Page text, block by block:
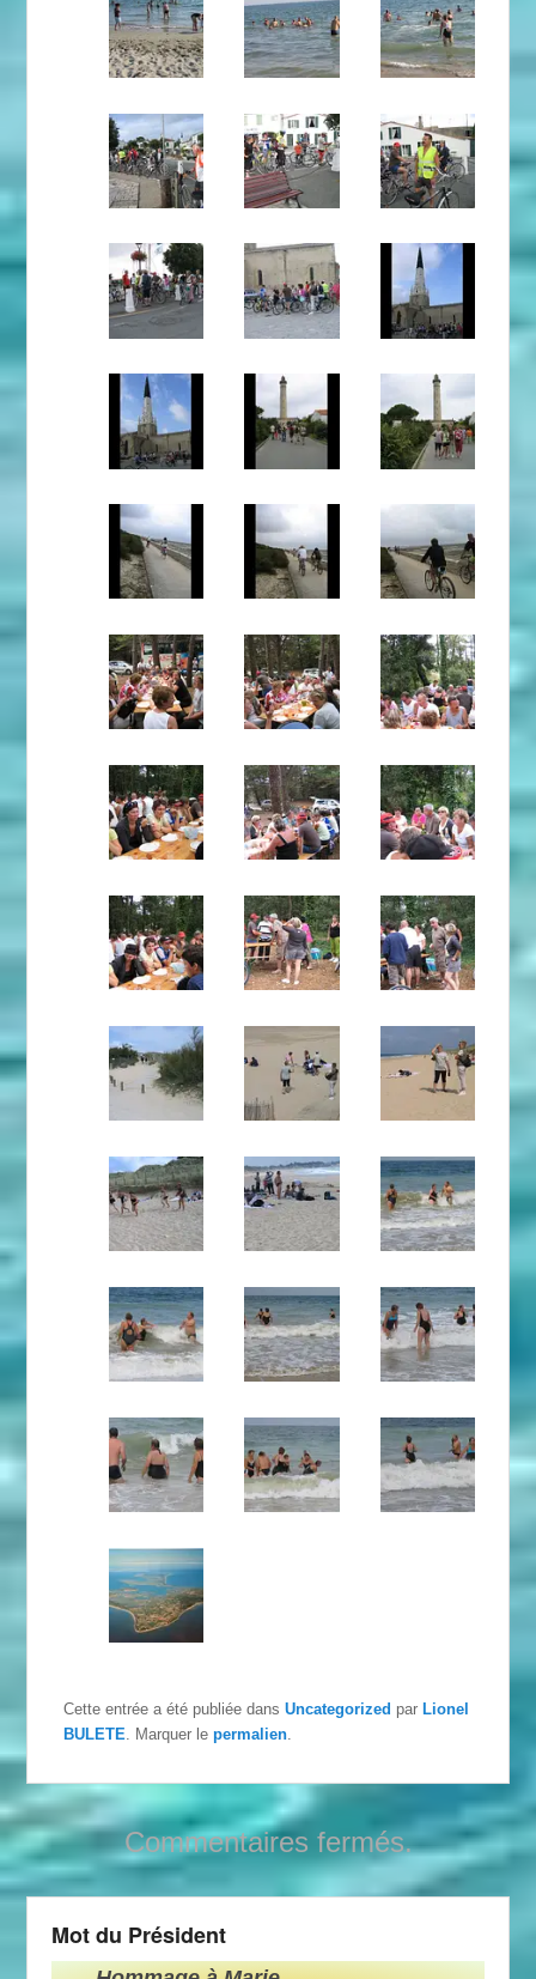
Cette entrée a été publiée dansUncategorized par Lionel
BULETE. Marquer lepermalien.
Commentaires fermés.
Mot du Président